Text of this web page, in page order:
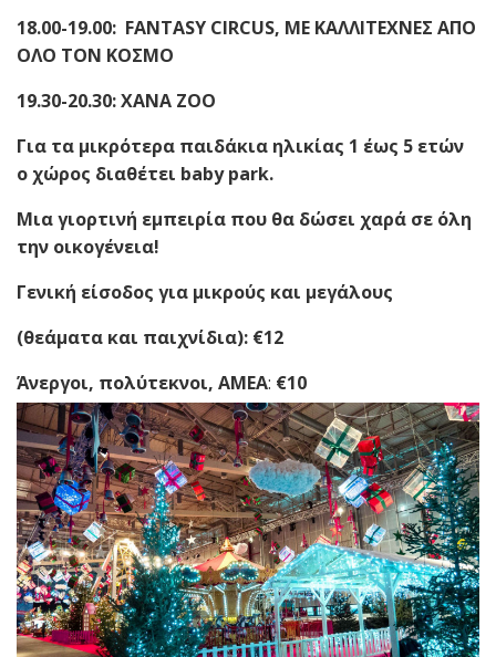
18.00-19.00: FANTASY CIRCUS, ΜΕ ΚΑΛΛΙΤΕΧΝΕΣ ΑΠΟ
ΟΛΟ ΤΟΝ ΚΟΣΜΟ
19.30-20.30:XANA ZOO
Για τα μικρότερα παιδάκια ηλικίας 1 έως 5 ετών
ο χώρος διαθέτει baby park.
Μια γιορτινή εμπειρία που θα δώσει χαρά σε όλη
την οικογένεια!
Γενική είσοδος για μικρούς και μεγάλους
(θεάματα και παιχνίδια): €12
Άνεργοι, πολύτεκνοι, ΑΜΕΑ: €10